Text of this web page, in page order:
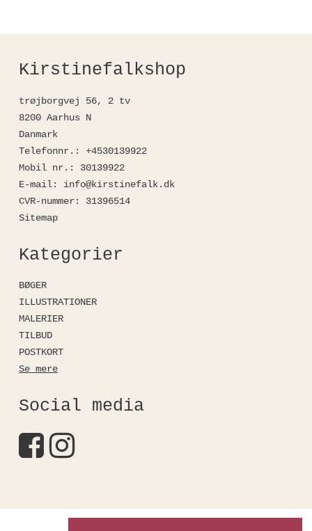
Kirstinefalkshop
trøjborgvej 56, 2 tv
8200 Aarhus N
Danmark
Telefonnr. :
+4530139922
Mobil nr. :
30139922
E-mail:
info@kirstinefalk.dk
CVR-nummer:
31396514
Sitemap
Kategorier
BØGER
ILLUSTRATIONER
MALERIER
TILBUD
POSTKORT
Se mere
Social media